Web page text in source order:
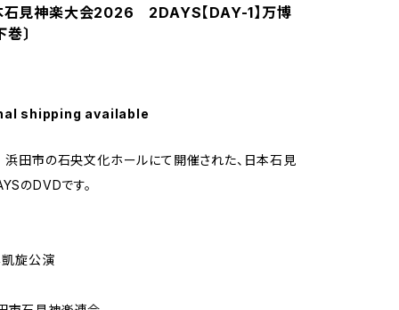
石見神楽大会2026 2DAYS【DAY-1】万博
〕
shipping available
田市の石央文化ホールにて開催された、日本石見
のDVDです。
凱旋公演